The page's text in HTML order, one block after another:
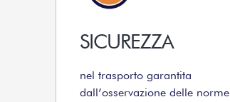
SICUREZZA
nel trasporto garantita
dall’osservazione delle norme